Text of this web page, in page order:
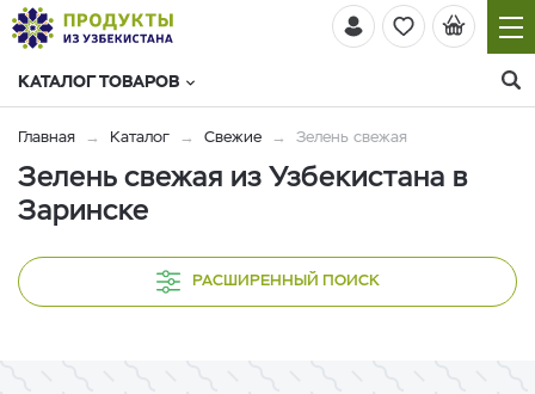
КАТАЛОГ ТОВАРОВ
Главная Каталог Свежие Зелень свежая
Зелень свежая из Узбекистана в
Заринске
РАСШИРЕННЫЙ ПОИСК